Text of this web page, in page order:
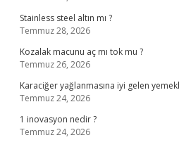
Stainless steel altın mı ?
Temmuz 28, 2026
Kozalak macunu aç mı tok mu ?
Temmuz 26, 2026
Karaciğer yağlanmasına iyi gelen
Temmuz 24, 2026
1 inovasyon nedir ?
Temmuz 24, 2026